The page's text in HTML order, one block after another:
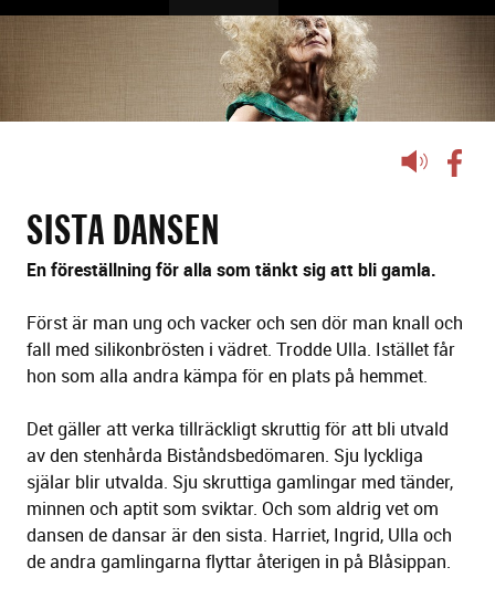
Lyssna
SISTA DANSEN
En föreställning för alla som tänkt sig att bli gamla.
Först är man ung och vacker och sen dör man knall och
fall med silikonbrösten i vädret. Trodde Ulla. Istället får
hon som alla andra kämpa för en plats på hemmet.
Det gäller att verka tillräckligt skruttig för att bli utvald
av den stenhårda Biståndsbedömaren. Sju lyckliga
själar blir utvalda. Sju skruttiga gamlingar med tänder,
minnen och aptit som sviktar. Och som aldrig vet om
dansen de dansar är den sista. Harriet, Ingrid, Ulla och
de andra gamlingarna flyttar återigen in på Blåsippan.